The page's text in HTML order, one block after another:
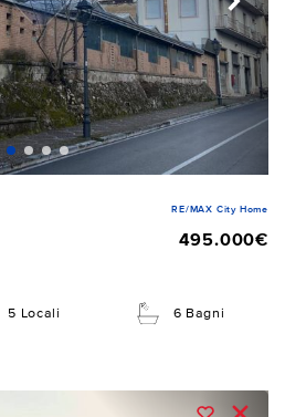
RE/MAX City Home
495.000€
5 Locali 6 Bagni